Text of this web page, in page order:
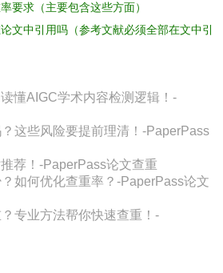
要求（主要包含这些方面）
文中引用吗（参考文献必须全部在文中引
懂AIGC学术内容检测逻辑！-
这些风险要提前理清！-PaperPass
荐！-PaperPass论文查重
如何优化查重率？-PaperPass论文
专业方法帮你快速查重！-